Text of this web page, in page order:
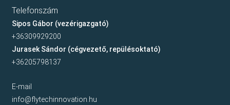
Telefonszám
Sipos Gábor (vezérigazgató)
+36309929200
Jurasek Sándor (cégvezető, repülésoktató)
+36205798137
E-mail
info@flytechinnovation.hu